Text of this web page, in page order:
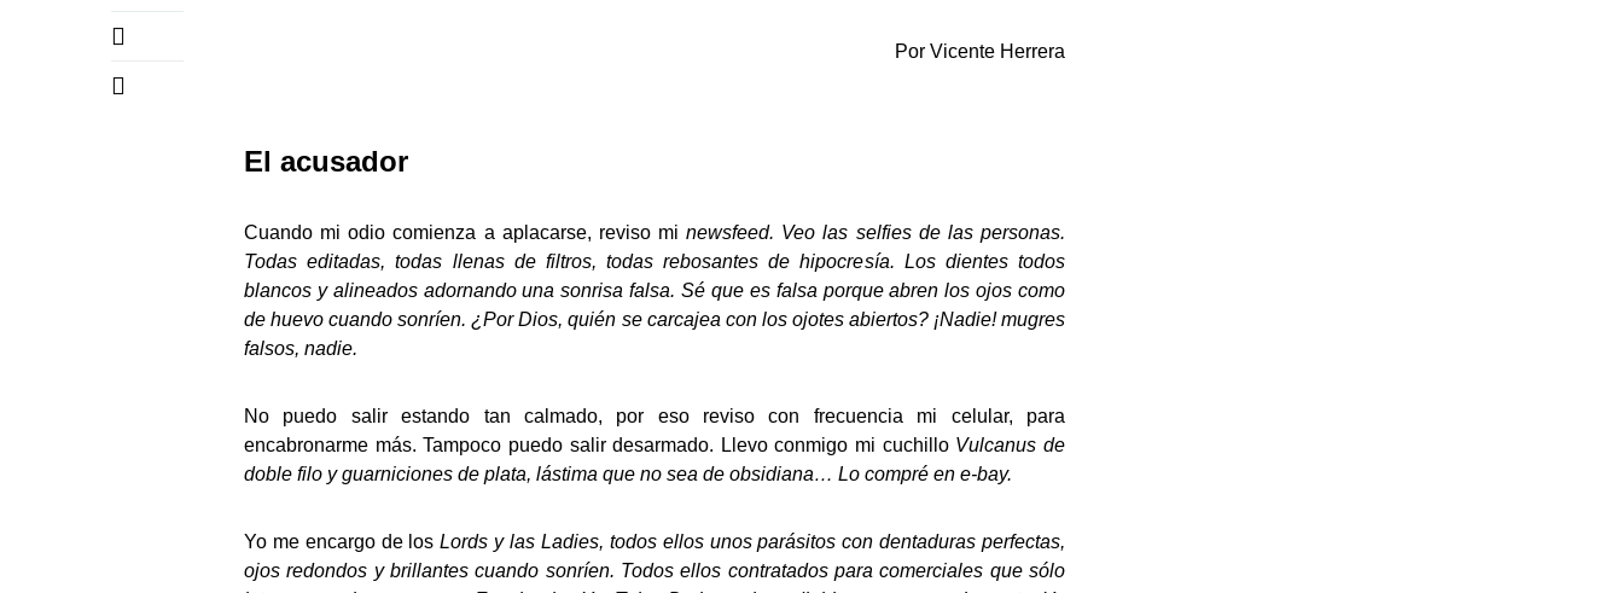
Por Vicente Herrera
El acusador
Cuando mi odio comienza a aplacarse, reviso minewsfeed. Veo las selfies de las personas.
Todas editadas, todas llenas de filtros, todas rebosantes de hipocresía. Los dientes todos
blancos y alineados adornando una sonrisa falsa. Sé que es falsa porque abren los ojos como
de huevo cuando sonríen. ¿Por Dios, quién se carcajea con los ojotes abiertos? ¡Nadie! mugres
falsos, nadie.
No puedo salir estando tan calmado, por eso reviso con frecuencia mi celular, para
encabronarme más. Tampoco puedo salir desarmado. Llevo conmigo mi cuchillo Vulcanus de
doble filo y guarniciones de plata, lástima que no sea de obsidiana… Lo compré en e-bay.
Yo me encargo de losLords y las Ladies, todos ellos unos parásitos con dentaduras perfectas,
ojos redondos y brillantes cuando sonríen. Todos ellos contratados para comerciales que sólo